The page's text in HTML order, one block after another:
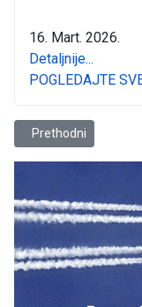
16. Mart. 2026.
Detaljnije...
POGLEDAJTE
Prethodni članak:
Prethodni